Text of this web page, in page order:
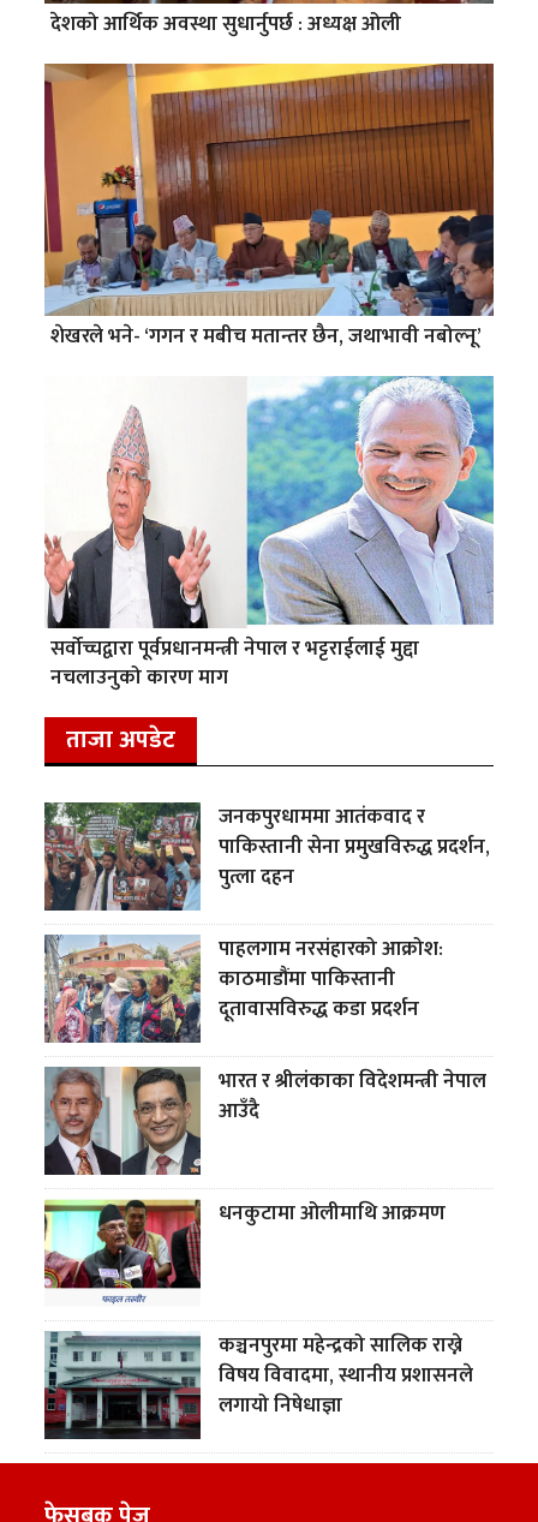
देशको आर्थिक अवस्था सुधार्नुपर्छ : अध्यक्ष ओली
शेखरले भने- ‘गगन र मबीच मतान्तर छैन, जथाभावी नबोल्नू’
सर्वोच्चद्वारा पूर्वप्रधानमन्त्री नेपाल र भट्टराईलाई मुद्दा
नचलाउनुको कारण माग
ताजा अपडेट
जनकपुरधाममा आतंकवाद र
पाकिस्तानी सेना प्रमुखविरुद्ध प्रदर्शन,
पुत्ला दहन
पाहलगाम नरसंहारको आक्रोश:
काठमाडौंमा पाकिस्तानी
दूतावासविरुद्ध कडा प्रदर्शन
भारत र श्रीलंकाका विदेशमन्त्री नेपाल
आउँदै
धनकुटामा ओलीमाथि आक्रमण
कञ्चनपुरमा महेन्द्रको सालिक राख्ने
विषय विवादमा, स्थानीय प्रशासनले
लगायो निषेधाज्ञा